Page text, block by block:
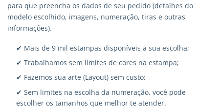
para que preencha os dados de seu pedido (detalhes do
modelo escolhido, imagens, numeração, tiras e outras
informações).
✔ Mais de 9 mil estampas disponíveis a sua escolha;
✔ Trabalhamos sem limites de cores na estampa;
✔ Fazemos sua arte (Layout) sem custo;
✔ Sem limites na escolha da numeração, você pode
escolher os tamanhos que melhor te atender.